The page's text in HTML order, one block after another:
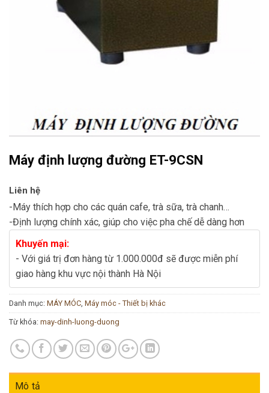
Máy định lượng đường ET-9CSN
Liên hệ
-Máy thích hợp cho các quán cafe, trà sữa, trà chanh…
-Định lượng chính xác, giúp cho việc pha chế dễ dàng hơn
Khuyến mại:
- Với giá trị đơn hàng từ 1.000.000đ sẽ được miễn phí
giao hàng khu vực nội thành Hà Nội
Danh mục: MÁY MÓC, Máy móc - Thiết bị khác
Từ khóa: may-dinh-luong-duong
Mô tả